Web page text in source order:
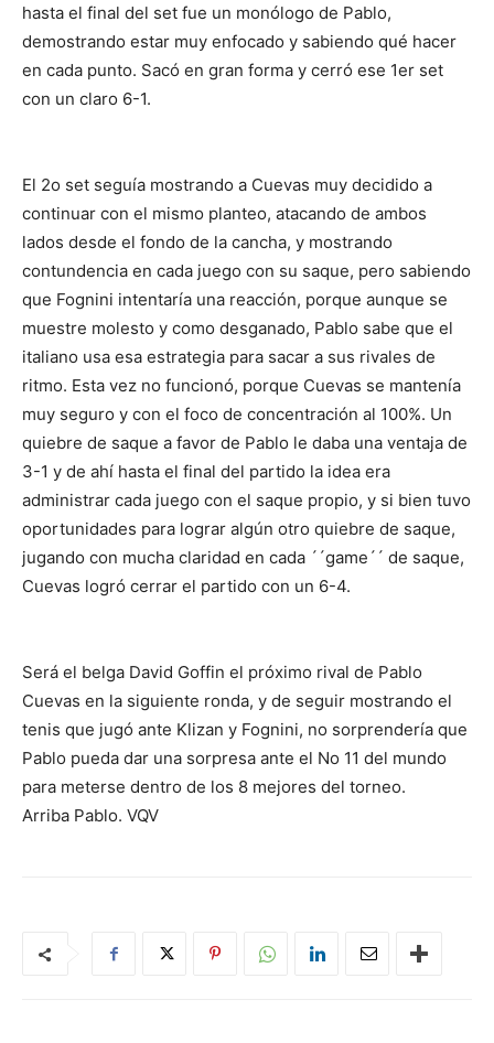
hasta el final del set fue un monólogo de Pablo,
demostrando estar muy enfocado y sabiendo qué hacer
en cada punto. Sacó en gran forma y cerró ese 1er set
con un claro 6-1.
El 2o set seguía mostrando a Cuevas muy decidido a
continuar con el mismo planteo, atacando de ambos
lados desde el fondo de la cancha, y mostrando
contundencia en cada juego con su saque, pero sabiendo
que Fognini intentaría una reacción, porque aunque se
muestre molesto y como desganado, Pablo sabe que el
italiano usa esa estrategia para sacar a sus rivales de
ritmo. Esta vez no funcionó, porque Cuevas se mantenía
muy seguro y con el foco de concentración al 100%. Un
quiebre de saque a favor de Pablo le daba una ventaja de
3-1 y de ahí hasta el final del partido la idea era
administrar cada juego con el saque propio, y si bien tuvo
oportunidades para lograr algún otro quiebre de saque,
jugando con mucha claridad en cada ´´game´´ de saque,
Cuevas logró cerrar el partido con un 6-4.
Será el belga David Goffin el próximo rival de Pablo
Cuevas en la siguiente ronda, y de seguir mostrando el
tenis que jugó ante Klizan y Fognini, no sorprendería que
Pablo pueda dar una sorpresa ante el No 11 del mundo
para meterse dentro de los 8 mejores del torneo.
Arriba Pablo. VQV